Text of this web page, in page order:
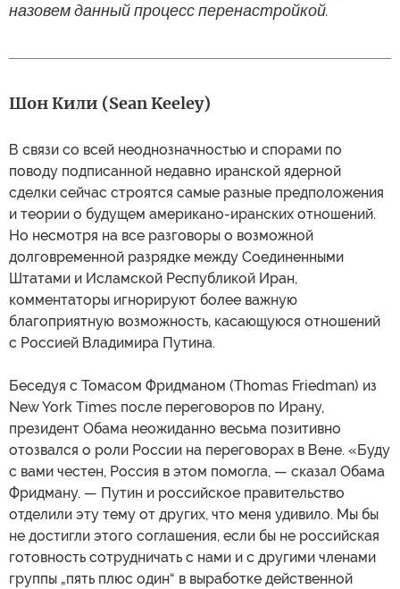
назовем данный процесс перенастройкой.
Шон Кили (Sean Keeley)
В связи со всей неоднозначностью и спорами по
поводу подписанной недавно иранской ядерной
сделки сейчас строятся самые разные предположения
и теории о будущем американо-иранских отношений.
Но несмотря на все разговоры о возможной
долговременной разрядке между Соединенными
Штатами и Исламской Республикой Иран,
комментаторы игнорируют более важную
благоприятную возможность, касающуюся отношений
с Россией Владимира Путина.
Беседуя с Томасом Фридманом (Thomas Friedman) из
New York Times после переговоров по Ирану,
президент Обама неожиданно весьма позитивно
отозвался о роли России на переговорах в Вене. «Буду
с вами честен, Россия в этом помогла, — сказал Обама
Фридману. — Путин и российское правительство
отделили эту тему от других, что меня удивило. Мы бы
не достигли этого соглашения, если бы не российская
готовность сотрудничать с нами и с другими членами
группы „пять плюс один“ в выработке действенной